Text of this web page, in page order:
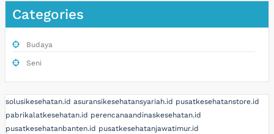
Categories
Budaya
Seni
solusikesehatan.id asuransikesehatansyariah.id pusatkesehatanstore.id
pabrikalatkesehatan.id perencanaandinaskesehatan.id
pusatkesehatanbanten.id pusatkesehatanjawatimur.id